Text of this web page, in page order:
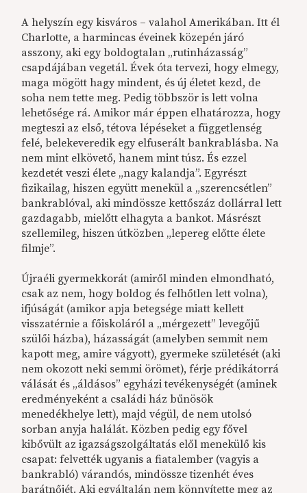
A helyszín egy kisváros – valahol Amerikában. Itt él
Charlotte, a harmincas éveinek közepén járó
asszony, aki egy boldogtalan „rutinházasság”
csapdájában vegetál. Évek óta tervezi, hogy elmegy,
maga mögött hagy mindent, és új életet kezd, de
soha nem tette meg. Pedig többször is lett volna
lehetősége rá. Amikor már éppen elhatározza, hogy
megteszi az első, tétova lépéseket a függetlenség
felé, belekeveredik egy elfuserált bankrablásba. Na
nem mint elkövető, hanem mint túsz. És ezzel
kezdetét veszi élete „nagy kalandja”. Egyrészt
fizikailag, hiszen együtt menekül a „szerencsétlen”
bankrablóval, aki mindössze kettőszáz dollárral lett
gazdagabb, mielőtt elhagyta a bankot. Másrészt
szellemileg, hiszen útközben „lepereg előtte élete
filmje”.
Újraéli gyermekkorát (amiről minden elmondható,
csak az nem, hogy boldog és felhőtlen lett volna),
ifjúságát (amikor apja betegsége miatt kellett
visszatérnie a főiskoláról a „mérgezett” levegőjű
szülői házba), házasságát (amelyben semmit nem
kapott meg, amire vágyott), gyermeke születését (aki
nem okozott neki semmi örömet), férje prédikátorrá
válását és „áldásos” egyházi tevékenységét (aminek
eredményeként a családi ház bűnösök
menedékhelye lett), majd végül, de nem utolsó
sorban anyja halálát. Közben pedig egy fővel
kibővült az igazságszolgáltatás elől menekülő kis
csapat: felvették ugyanis a fiatalember (vagyis a
bankrabló) várandós, mindössze tizenhét éves
barátnőjét. Aki egyáltalán nem könnyítette meg az